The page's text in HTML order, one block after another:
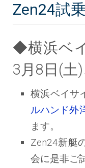
Zen24試
◆横浜ベ
3月8日(土
横浜ベイサ
ルハンド外
ます。
Zen24新艇
会に是非ご